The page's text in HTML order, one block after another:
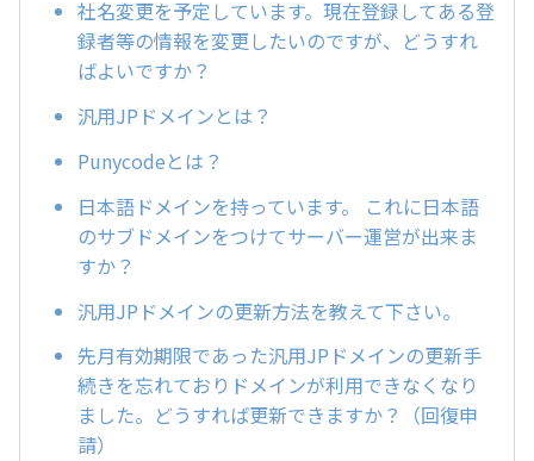
社名変更を予定しています。現在登録してある登
録者等の情報を変更したいのですが、どうすれ
ばよいですか？
汎用JPドメインとは？
Punycodeとは？
日本語ドメインを持っています。 これに日本語
のサブドメインをつけてサーバー運営が出来ま
すか？
汎用JPドメインの更新方法を教えて下さい。
先月有効期限であった汎用JPドメインの更新手
続きを忘れておりドメインが利用できなくなり
ました。どうすれば更新できますか？（回復申
請）